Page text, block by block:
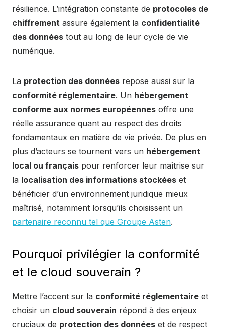
résilience. L’intégration constante de protocoles de
chiffrement assure également la confidentialité
des données tout au long de leur cycle de vie
numérique.
La protection des données repose aussi sur la
conformité réglementaire. Un hébergement
conforme aux normes européennes offre une
réelle assurance quant au respect des droits
fondamentaux en matière de vie privée. De plus en
plus d’acteurs se tournent vers un hébergement
local ou français pour renforcer leur maîtrise sur
la localisation des informations stockées et
bénéficier d’un environnement juridique mieux
maîtrisé, notamment lorsqu’ils choisissent un
partenaire reconnu tel que Groupe Asten.
Pourquoi privilégier la conformité
et le cloud souverain ?
Mettre l’accent sur la conformité réglementaire et
choisir un cloud souverain répond à des enjeux
cruciaux de protection des données et de respect